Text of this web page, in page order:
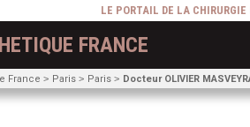
LE PORTAIL DE LA
FRANCE
France Paris Paris Docteur OLIVIER